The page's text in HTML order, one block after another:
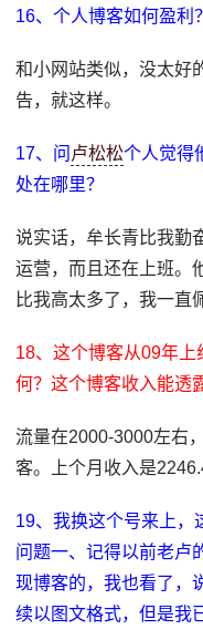
16、个人博客如何盈利？
和小网站类似，没太好
告，就这样。
17、问 卢松松个人觉得
处在哪里？
说实话，牟长青比我勤
运营，而且还在上班。
比我高太多了，我一直
18、这个博客从09年上
何？这个博客收入能透
流量在2000-3000左右
客。上个月收入是
19、我换这个号来上，
问题一、记得以前老卢
现博客的，我也看了，
续以图文格式，但是我